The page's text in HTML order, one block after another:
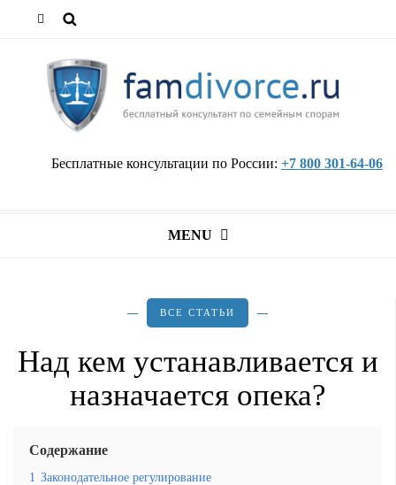
Бесплатные консультации по России: +7 800 301-64-06
MENU
ВСЕ СТАТЬИ
Над кем устанавливается и
назначается опека?
Содержание
1 Законодательное регулирование